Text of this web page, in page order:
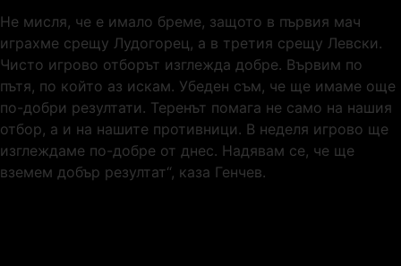
Не мисля, че е имало бреме, защото в първия мач
играхме срещу Лудогорец, а в третия срещу Левски.
Чисто игрово отборът изглежда добре. Вървим по
пътя, по който аз искам. Убеден съм, че ще имаме още
по-добри резултати. Теренът помага не само на нашия
отбор, а и на нашите противници. В неделя игрово ще
изглеждаме по-добре от днес. Надявам се, че ще
вземем добър резултат“, каза Генчев.